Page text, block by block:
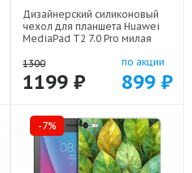
Дизайнерский силиконовый
чехол для планшета Huawei
MediaPad T2 7.0 Pro милая
1300
1199 ₽
по акции
899 ₽
-7%